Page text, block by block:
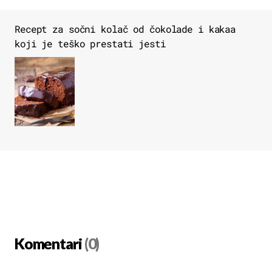
Recept za sočni kolač od čokolade i kakaa
koji je teško prestati jesti
Komentari(0)